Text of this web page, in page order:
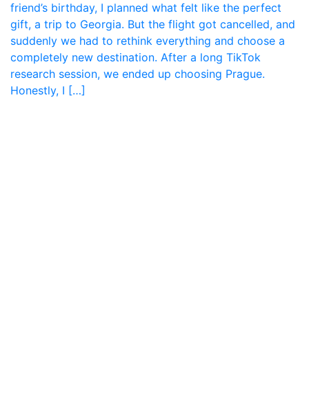
friend’s birthday, I planned what felt like the perfect
gift, a trip to Georgia. But the flight got cancelled, and
suddenly we had to rethink everything and choose a
completely new destination. After a long TikTok
research session, we ended up choosing Prague.
Honestly, I […]